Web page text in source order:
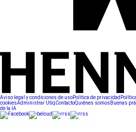
Aviso legal y condiciones de usoPolítica de privacidad
cookiesAdministrar UtiqContactoQuiénes somos Buenas
de la IA